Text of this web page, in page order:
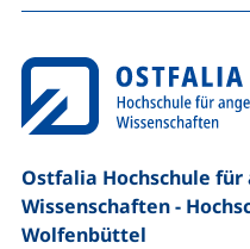
Ostfalia Hochschule
Wissenschaften -
Wolfenbüttel